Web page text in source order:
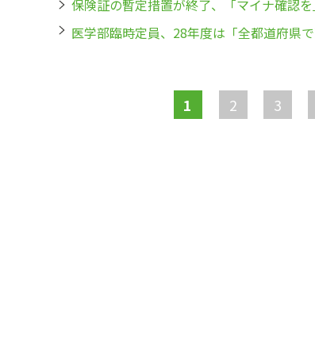
保険証の暫定措置が終了、「マイナ確
医学部臨時定員、28年度は「全都道府県で
1 2 3